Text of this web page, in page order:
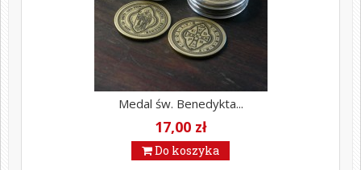
Medal św. Benedykta...
17,00 zł
Do koszyka